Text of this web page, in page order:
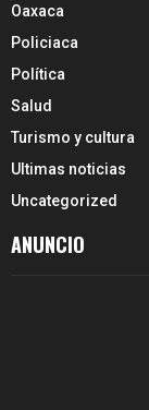
Oaxaca
Policiaca
Política
Salud
Turismo y cultura
Ultimas noticias
Uncategorized
ANUNCIO